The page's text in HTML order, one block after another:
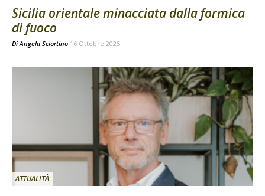
Sicilia orientale minacciata dalla formica
di fuoco
Di Angela Sciortino 16 Ottobre 2025
ATTUALITÀ